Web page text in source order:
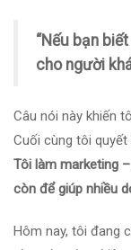
“Nếu bạn
cho người
Câu nói này khiến
Cuối cùng tôi
Tôi làm marketing
còn để giúp nhiều
Hôm nay, tôi đang